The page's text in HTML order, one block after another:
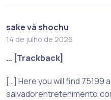
sake và shochu
14 de julho de 2026
… [Trackback]
[…] Here you will find 75199